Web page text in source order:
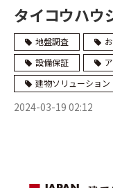
タイコウハウ
地盤調査
設備保証
建物ソリューション
2024-03-19 02:12